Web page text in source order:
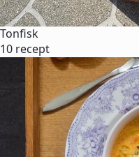
Tonfisk
10 recept